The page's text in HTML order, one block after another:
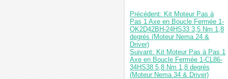
Précédent: Kit Moteur Pas à
Pas 1 Axe en Boucle Fermée 1-
OK2D42BH-24HS33 3,5 Nm 1,8
degrés (Moteur Nema 24 &
Driver)
Suivant: Kit Moteur Pas à Pas 1
Axe en Boucle Fermée 1-CL86-
34HS38 5,8 Nm 1,8 degrés
(Moteur Nema 34 & Driver)